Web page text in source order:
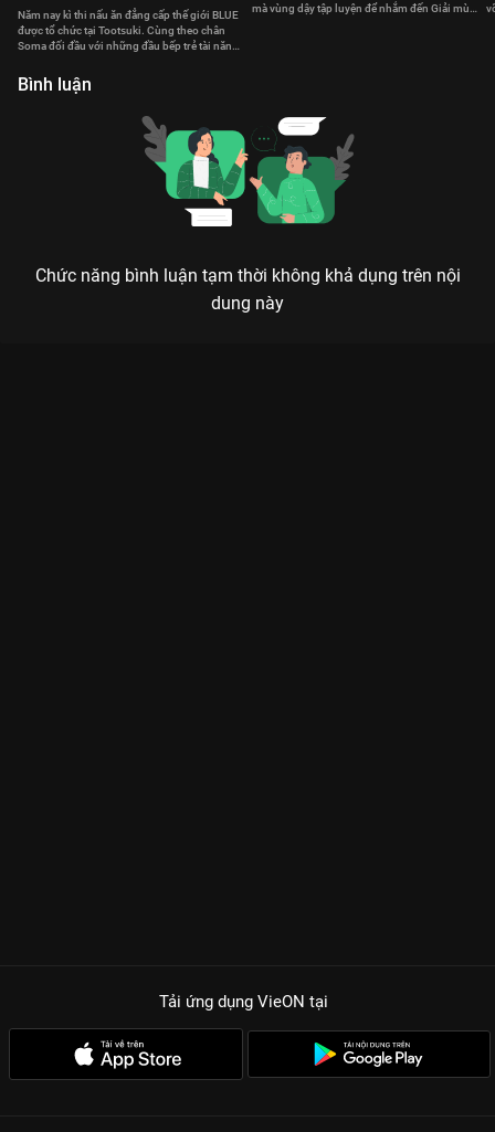
Năm nay kì thi nấu ăn đẳng cấp thế giới BLUE
được tổ chức tại Tootsuki. Cùng theo chân
Soma đối đầu với những đầu bếp trẻ tài năng
mà vùng dậy tập luyện để nhắm đến Giải mùa
Bình luận
Chức năng bình luận tạm thời không khả dụng trên nội
dung này
Tải ứng dụng VieON tại